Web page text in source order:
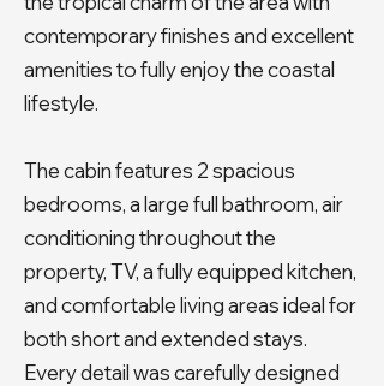
contemporary finishes and excellent
amenities to fully enjoy the coastal
lifestyle.
The cabin features 2 spacious
bedrooms, a large full bathroom, air
conditioning throughout the
property, TV, a fully equipped kitchen,
and comfortable living areas ideal for
both short and extended stays.
Every detail was carefully designed